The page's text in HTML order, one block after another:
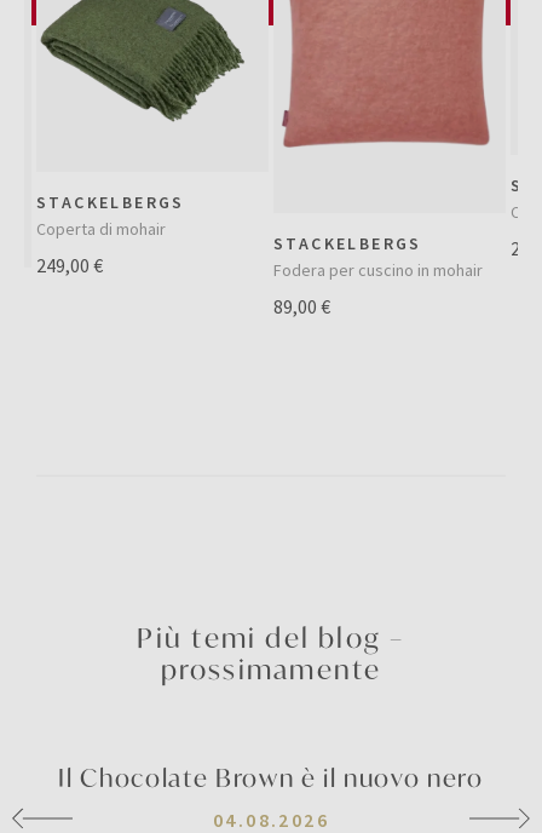
STACKELBERGS
Coperta di mohair
249,00 €
STACKELBERGS
Fodera per cuscino in mohair
89,00 €
Più temi del blog –
prossimamente
Il Chocolate Brown è il nuovo nero
04.08.2026